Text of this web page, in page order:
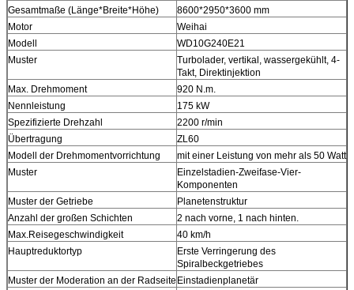
Gesamtmaße (Länge*Breite*Höhe)
8600*2950*3600 mm
Motor
Weihai
Modell
WD10G240E21
Muster
Turbolader, vertikal, wassergekühlt, 4-
Takt, Direktinjektion
Max. Drehmoment
920 N.m.
Nennleistung
175 kW
Spezifizierte Drehzahl
2200 r/min
Übertragung
ZL60
Modell der Drehmomentvorrichtung
mit einer Leistung von mehr als 50 Watt
Muster
Einzelstadien-Zweifase-Vier-
Komponenten
Muster der Getriebe
Planetenstruktur
Anzahl der großen Schichten
2 nach vorne, 1 nach hinten.
Max.Reisegeschwindigkeit
40 km/h
Hauptreduktortyp
Erste Verringerung des
Spiralbeckgetriebes
Muster der Moderation an der Radseite Einstadienplanetär